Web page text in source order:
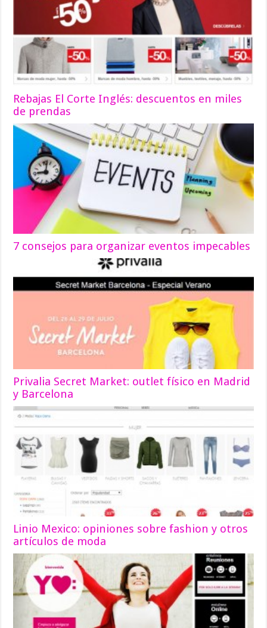
Rebajas El Corte Inglés: descuentos en miles
de prendas
7 consejos para organizar eventos impecables
Privalia Secret Market: outlet físico en Madrid
y Barcelona
Linio Mexico: opiniones sobre fashion y otros
artículos de moda